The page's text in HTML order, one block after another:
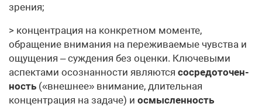
зрения;
> концентрация на конкретном моменте,
обращение внимания на переживаемые чувства и
ощущения – суждения без оценки. Ключевыми
аспектами осознанности являются сосредоточен­
ность («внешнее» внимание, длительная
концентрация на зада­че) и осмысленность